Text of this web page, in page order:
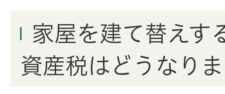
家屋を建て替えす
資産税はどうなり